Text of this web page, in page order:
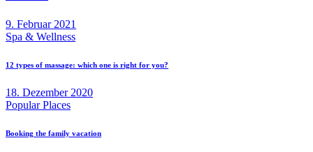
9. Februar 2021
Spa & Wellness
12 types of massage: which one is right for you?
18. Dezember 2020
Popular Places
Booking the family vacation